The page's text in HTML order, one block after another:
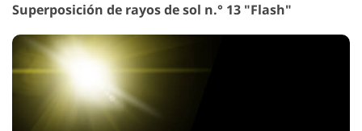
Superposición de rayos de sol n.° 13 "Flash"